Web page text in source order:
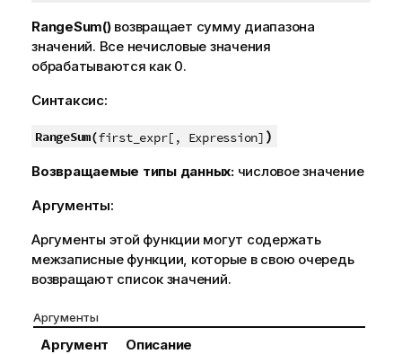
RangeSum()возвращает сумму диапазона
значений. Все нечисловые значения
обрабатываются как 0.
Синтаксис:
RangeSum(first_expr[, Expression] )
Возвращаемые типы данных: числовое значение
Аргументы:
Аргументы этой функции могут содержать
межзаписные функции, которые в свою очередь
возвращают список значений.
Аргументы
Аргумент Описание